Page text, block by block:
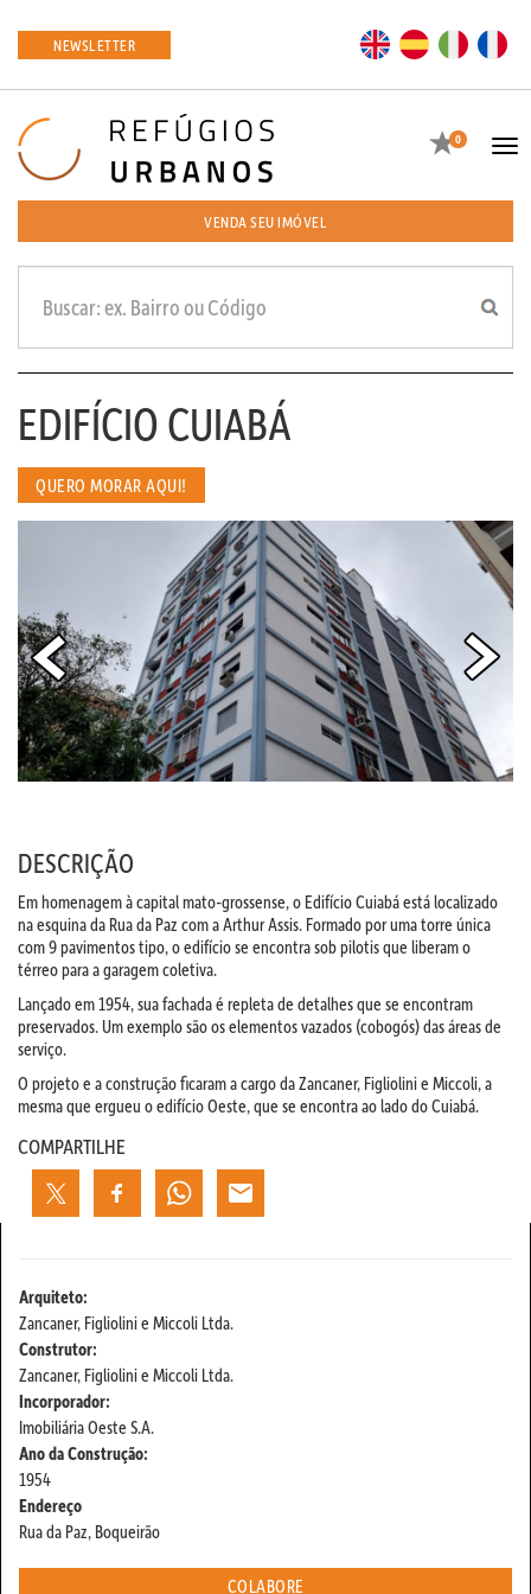
NEWSLETTER EN ES
Favoritos
0
VENDA SEU IMÓVEL
EDIFÍCIO CUIABÁ
QUERO MORAR AQUI!
DESCRIÇÃO
Em homenagem à capital mato-grossense, o Edifício Cuiabá está localizado
na esquina da Rua da Paz com a Arthur Assis. Formado por uma torre única
com 9 pavimentos tipo, o edifício se encontra sob pilotis que liberam o
térreo para a garagem coletiva.
Lançado em 1954, sua fachada é repleta de detalhes que se encontram
preservados. Um exemplo são os elementos vazados (cobogós) das áreas de
serviço.
O projeto e a construção ficaram a cargo da Zancaner, Figliolini e Miccoli, a
mesma que ergueu o edifício Oeste, que se encontra ao lado do Cuiabá.
COMPARTILHE
Arquiteto:
Zancaner, Figliolini e Miccoli Ltda.
Construtor:
Zancaner, Figliolini e Miccoli Ltda.
Incorporador:
Imobiliária Oeste S.A.
Ano da Construção:
1954
Endereço
Rua da Paz, Boqueirão
COLABORE